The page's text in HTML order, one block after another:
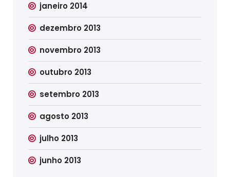
janeiro 2014
dezembro 2013
novembro 2013
outubro 2013
setembro 2013
agosto 2013
julho 2013
junho 2013